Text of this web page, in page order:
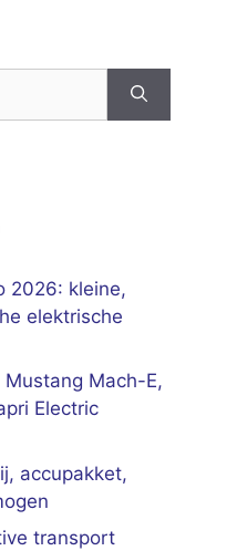
2026: kleine,
elektrische
Mach-E,
Electric
accupakket,
transport